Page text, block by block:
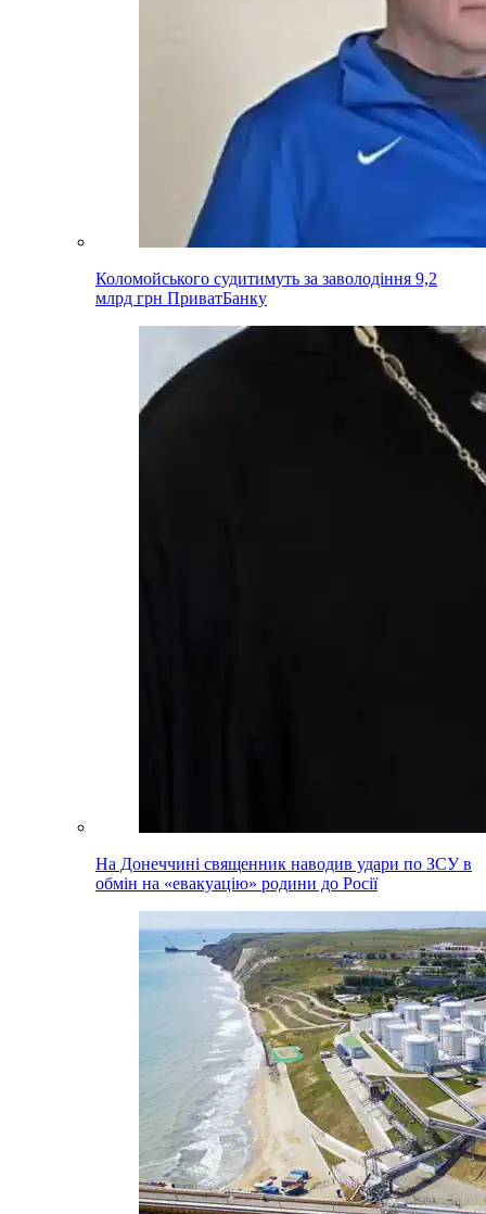
Коломойського судитимуть за заволодіння 9,2
млрд грн ПриватБанку
На Донеччині священник наводив удари по ЗСУ в
обмін на «евакуацію» родини до Росії